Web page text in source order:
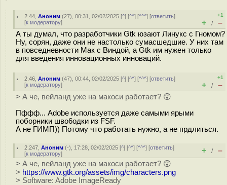
2.44 ,Аноним (27), 00:31, 02/02/2025 [^] [^^] [^^^] [ответить]
[к модератору]
+1
+ / –
А ты думал, что разработчики Gtk юзают Линукс с Гномом?
Ну, сорян, даже они не настолько сумасшедшие. У них там
в повседневности Мак с Виндой, а Gtk им нужен только
для введения инновационных инноваций.
2.46 ,Аноним (47), 00:44, 02/02/2025 [^] [^^] [^^^] [ответить]
[к модератору]
+1
+ / –
> А че, вейланд уже на макоси работает? 😲
Пффф... Adobe используется даже самыми ярыми
поборники швo6oдки из FSF.
А не ГИМП)) Потому что работать нужно, а не прдлиться.
2.247 ,Аноним (-), 17:28, 02/02/2025 [^] [^^] [^^^] [ответить]
[к модератору] + / –
> А че, вейланд уже на макоси работает? 😲
> https://www.gtk.org/assets/img/characters.png
> Software: Adobe ImageReady